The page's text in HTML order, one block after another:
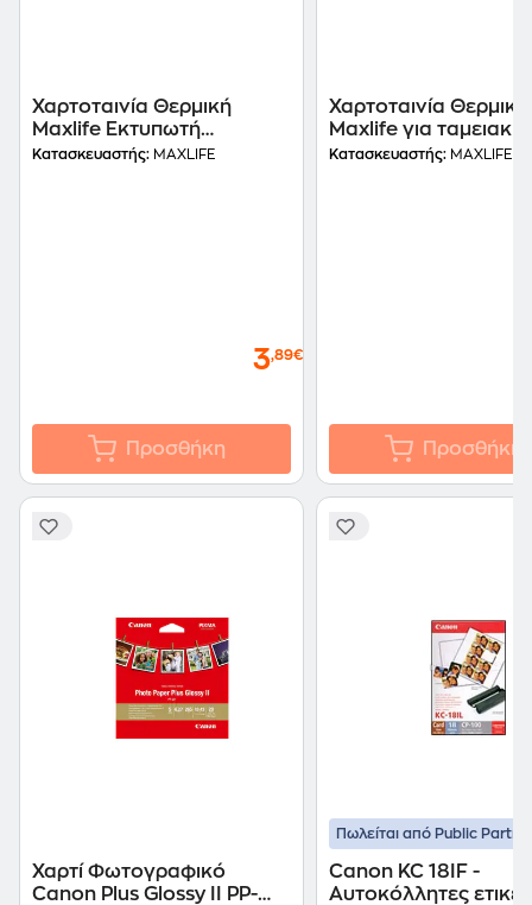
Χαρτοταινία Θερμική
Maxlife Εκτυπωτή
Ετικετών 3m
Κατασκευαστής: MAXLIFE
3,89€
Προσθήκη
Χαρτοταινία Θερμική
Maxlife για ταμειακή
μηχανή 3m
Κατασκευαστής: MAXLIFE
Προσθήκη
Χαρτί Φωτογραφικό
Canon Plus Glossy II PP-
Πωλείται από Public
Canon KC 18IF -
Αυτοκόλλητες